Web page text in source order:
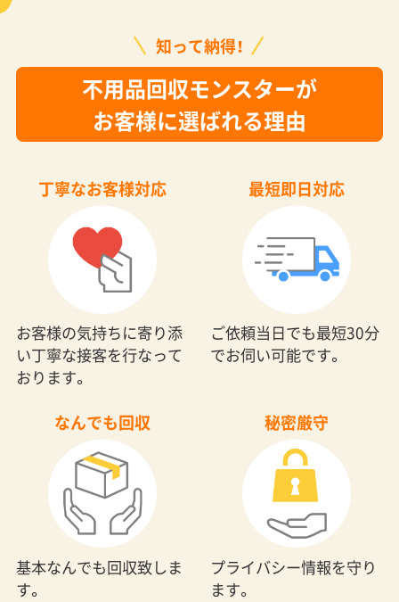
知って納得！
不用品回収モンスターが
お客様に選ばれる理由
丁寧なお客様対応
お客様の気持ちに寄り添
い丁寧な接客を行なって
おります。
最短即日対応
ご依頼当日でも最短30分
でお伺い可能です。
なんでも回収
基本なんでも回収致しま
す。
秘密厳守
プライバシー情報を守り
ます。